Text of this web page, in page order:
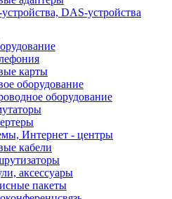
DAS-устройства
карты
оборудование
оборудование
Интернет - центры
кабели
аксессуары
пакеты